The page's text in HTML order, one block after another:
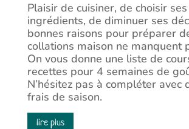
Plaisir de cuisiner, de choisir ses
ingrédients, de diminuer ses
bonnes raisons pour préparer
collations maison ne manquent
On vous donne une liste de
recettes pour 4 semaines de
N’hésitez pas à compléter avec
frais de saison.
lire plus